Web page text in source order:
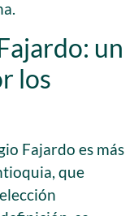
un
los
Fajardo es más
que